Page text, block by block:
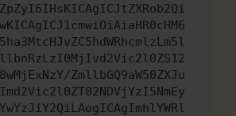
ZmllbGQ9aW50ZXJu